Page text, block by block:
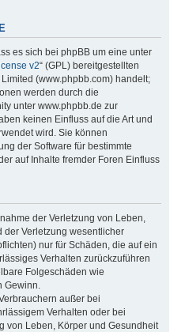
es sich bei phpBB um eine unter
v2“ (GPL) bereitgestellten
(www.phpbb.com) handelt;
werden durch die
unter www.phpbb.de zur
keinen Einfluss auf die Art und
wird. Sie können
der Software für bestimmte
auf Inhalte fremder Foren Einfluss
der Verletzung von Leben,
der Verletzung wesentlicher
nur für Schäden, die auf ein
Verhalten zurückzuführen
Folgeschäden wie
Gewinn.
außer bei
Verhalten oder bei
von Leben, Körper und Gesundheit